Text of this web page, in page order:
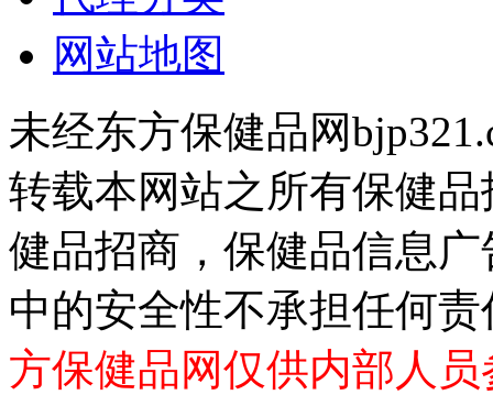
网站地图
未经东方保健品网
转载本网站之所有保健
健品招商，保健品信息
中的安全性不承担任何
方保健品网仅供内部人